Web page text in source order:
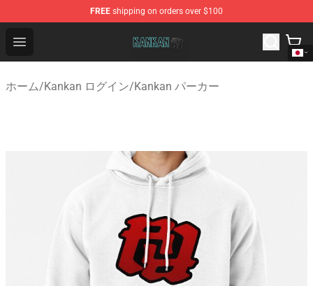
FREE shipping on orders over $100
Open menu
Kankan Store - Official Kankan Merchandise Shop
ホーム/Kankan ログイン/Kankan パーカー